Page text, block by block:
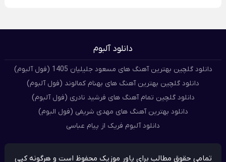
دانلود آلبوم
دانلود گلچین بهترین آهنگ های مسعود جلیلیان 1405 (فول آلبوم)
دانلود گلچین بهترین آهنگ های بهنام کمالوند (فول آلبوم)
دانلود گلچین تمام آهنگ های فرشید نادری (فول آلبوم)
دانلود بهترین آهنگ های مهدی شریفی (فول البوم)
دانلود آلبوم فریک از پیام عباسی
تمامی حقوق مطالب برای پاور موزیک محفوظ است و هرگونه کپی